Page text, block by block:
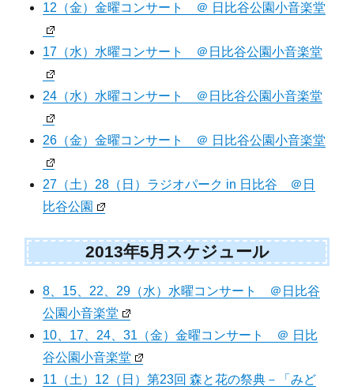
12（金）金曜コンサート ＠ 日比谷公園小音楽堂
17（水）水曜コンサート ＠日比谷公園小音楽堂
24（水）水曜コンサート ＠日比谷公園小音楽堂
26（金）金曜コンサート ＠ 日比谷公園小音楽堂
27（土）28（日）ラジオパーク in 日比谷 ＠日
比谷公園
2013年5月スケジュール
8、15、22、29（水）水曜コンサート ＠日比谷
公園小音楽堂
10、17、24、31（金）金曜コンサート ＠ 日比
谷公園小音楽堂
11（土）12（日）第23回 森と花の祭典－「みど